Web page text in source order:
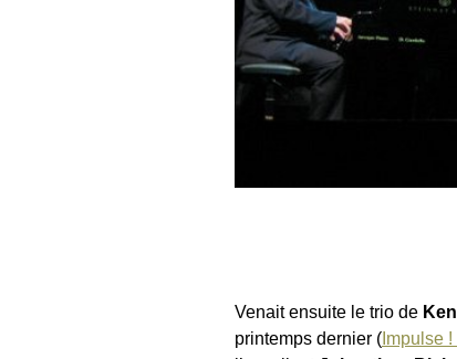
Venait ensuite le trio de
printemps dernier (Impulse